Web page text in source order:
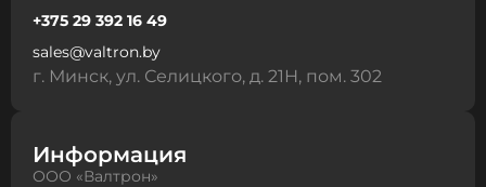
+375 29 392 16 49
sales@valtron.by
г. Минск, ул. Селицкого, д. 21Н, пом. 302
Информация
ООО «Валтрон»